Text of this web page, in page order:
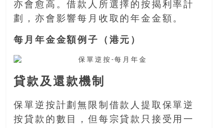
抱
著
觀
積
極
的
態
度，
迎
接
亦會愈高。借款人所選擇的按揭利率計
劃，亦會影響每月收取的年金金額。
每月年金金額例子（港元）
貸款及還款機制
保單逆按計劃無限制借款人提取保單逆
按貸款的數目，但每宗貸款只接受用一